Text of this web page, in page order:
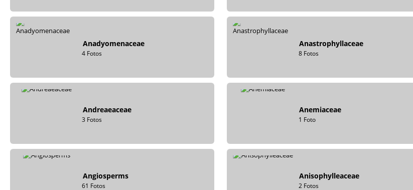
Anadyomenaceae
4 Fotos
Anastrophyllaceae
8 Fotos
Andreaeaceae
3 Fotos
Anemiaceae
1 Foto
Angiosperms
61 Fotos
Anisophylleaceae
2 Fotos